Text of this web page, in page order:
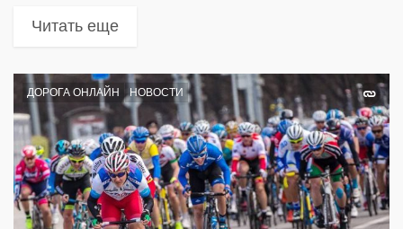
Читать еще
ДОРОГА ОНЛАЙН НОВОСТИ